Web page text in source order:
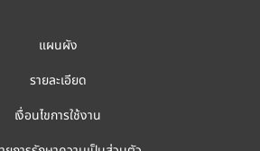
แผนผัง
รายละเอียด
เงื่อนไขการใช้งาน